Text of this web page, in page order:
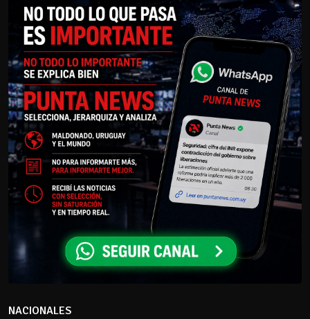
NACIONALES